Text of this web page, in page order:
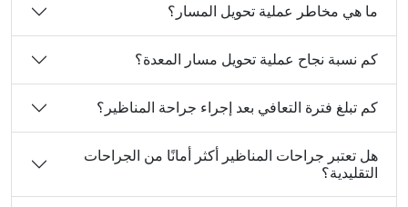
ما هي مخاطر عملية تحويل المسار؟
كم نسبة نجاح عملية تحويل مسار المعدة؟
كم تبلغ فترة التعافي بعد إجراء جراحة المناظير؟
هل تعتبر جراحات المناظير أكثر أمانًا من الجراحات
التقليدية؟